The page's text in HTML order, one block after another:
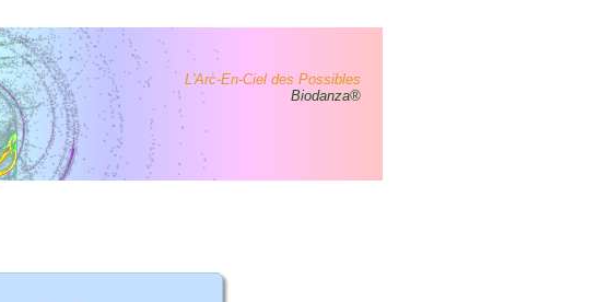
L'Arc-En-Ciel des Possibles
Biodanza®